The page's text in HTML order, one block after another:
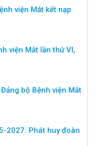
viện Mắt kết nạp
viện Mắt lần thứ VI,
bộ Bệnh viện Mắt
2027: Phát huy đoàn